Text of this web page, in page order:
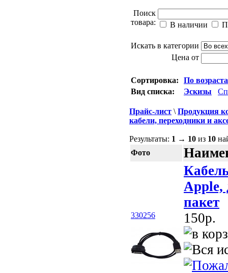
Поиск
товара:
В наличии
Искать в категории
Цена от
Сортировка:
По
Вид списка:
Эскизы
Прайс-лист \Продукция
кабели, переходники и
Результаты: 1 → 10 из 10
Фото
330256
Apple,
пакет
150p.